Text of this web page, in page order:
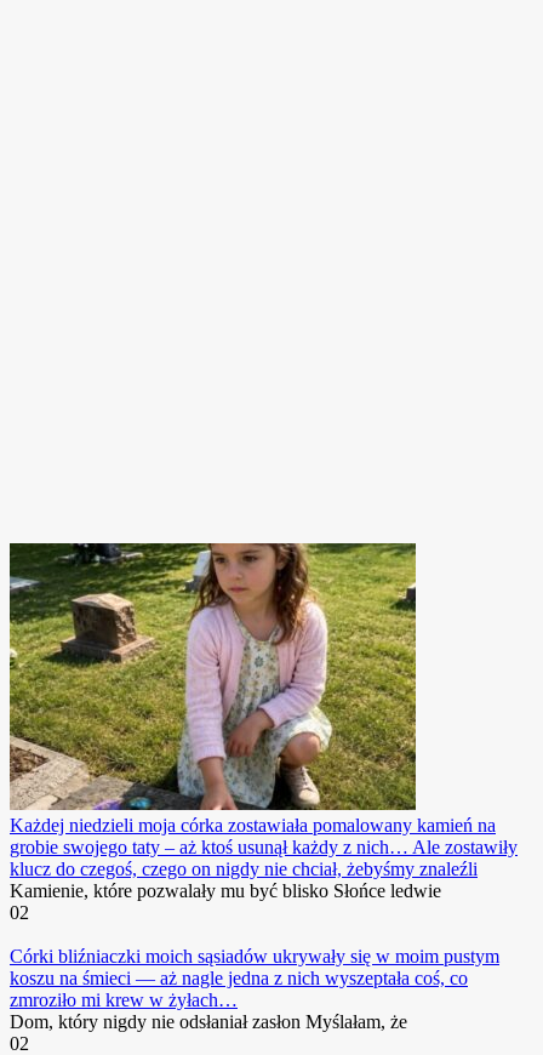
Każdej niedzieli moja córka zostawiała pomalowany kamień na
grobie swojego taty – aż ktoś usunął każdy z nich… Ale zostawiły
klucz do czegoś, czego on nigdy nie chciał, żebyśmy znaleźli
Kamienie, które pozwalały mu być blisko Słońce ledwie
02
Córki bliźniaczki moich sąsiadów ukrywały się w moim pustym
koszu na śmieci — aż nagle jedna z nich wyszeptała coś, co
zmroziło mi krew w żyłach…
Dom, który nigdy nie odsłaniał zasłon Myślałam, że
02